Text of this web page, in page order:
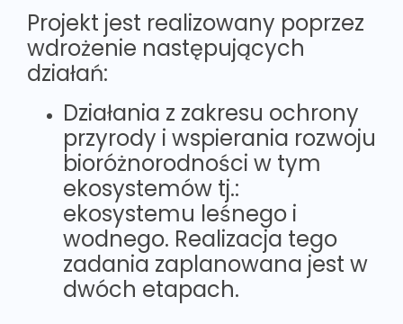
Projekt jest realizowany poprzez
wdrożenie następujących
działań:
Działania z zakresu ochrony
przyrody i wspierania rozwoju
bioróżnorodności w tym
ekosystemów tj.:
ekosystemu leśnego i
wodnego. Realizacja tego
zadania zaplanowana jest w
dwóch etapach.